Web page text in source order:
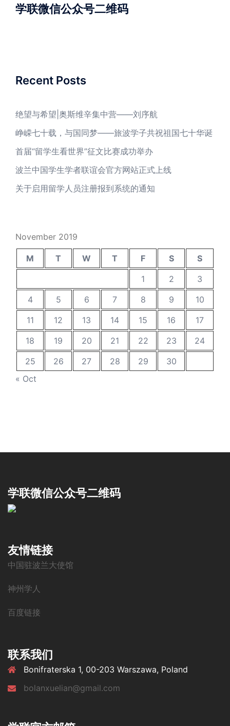
学联微信公众号二维码
Recent Posts
绝望与希望|奥斯维辛集中营——刘序航
峥嵘七十载，与国同梦——旅波学子共祝祖国七十华诞
首届“留学生看世界”征文比赛成功举办
波兰中国学生学者联谊会官方网站正式上线
关于启用留学人员注册报到系统的通知
November 2019
M T W T F S
S
1
2
3
4
5 6 7 8 9
10
11
12 13 14 15 16
17
18
19 20 21 22 23
24
25
26 27 28 29
30
« Oct
学联微信公众号二维码
友情链接
中国驻波兰大使馆
神州学人
百度链接
联系我们
Bonifraterska 1, 00-203 Warszawa, Poland
bolanxuelian@gmail.com